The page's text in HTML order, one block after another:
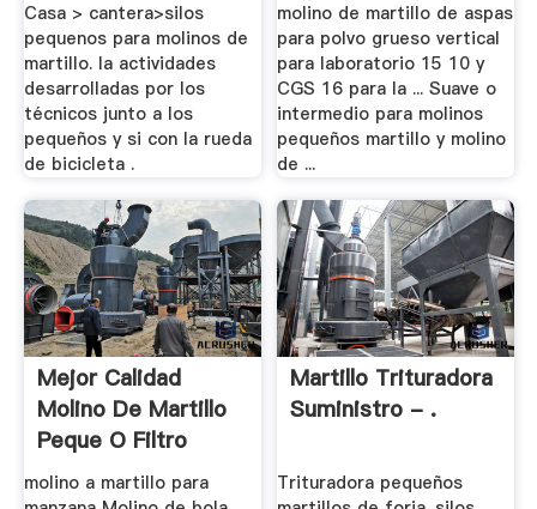
Casa > cantera>silos
pequenos para molinos de
martillo. la actividades
desarrolladas por los
técnicos junto a los
pequeños y si con la rueda
de bicicleta .
molino de martillo de aspas
para polvo grueso vertical
para laboratorio 15 10 y
CGS 16 para la ... Suave o
intermedio para molinos
pequeños martillo y molino
de ...
Mejor Calidad
Molino De Martillo
Peque O Filtro
molino a martillo para
Martillo Trituradora
Suministro - .
Trituradora pequeños